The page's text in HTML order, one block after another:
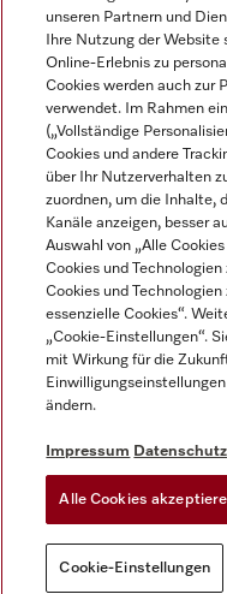
Sprache
DEUTSCH
Impressum
Datenschutz
Cookie-Einstellungen
Miele auf YoutubeMiele auf Instagram
Miele auf
unseren Partnern und
Ihre Nutzung der
Online-Erlebnis zu
Cookies werden auch zur
verwendet. Im Rahmen
(„Vollständige
Cookies und andere
über Ihr Nutzerverhalten
zuordnen, um die Inhalte,
Kanäle anzeigen, besser
Auswahl von „Alle
Cookies und
Cookies und
essenzielle Cookies“.
„Cookie-Einstellungen“.
mit Wirkung für die
ändern.
Impressum Datenschutz
Alle Cookies
Cookie-Einstellungen